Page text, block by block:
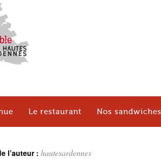
Le restaurant Nos sandwiches
l’auteur : hautesardennes